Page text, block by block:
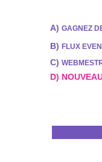
A) GAGNEZ
B) FLUX
C)
D)